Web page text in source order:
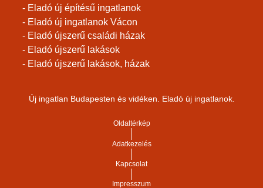
- Eladó új építésű ingatlanok
- Eladó új ingatlanok Vácon
- Eladó újszerű családi házak
- Eladó újszerű lakások
- Eladó újszerű lakások, házak
Új ingatlan Budapesten és vidéken. Eladó új ingatlanok.
Oldaltérkép
Adatkezelés
Kapcsolat
Impresszum